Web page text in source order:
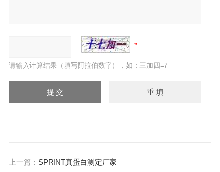
请输入计算结果（填写阿拉伯数字），如：三加四=7
上一篇： SPRINT真蛋白测定厂家